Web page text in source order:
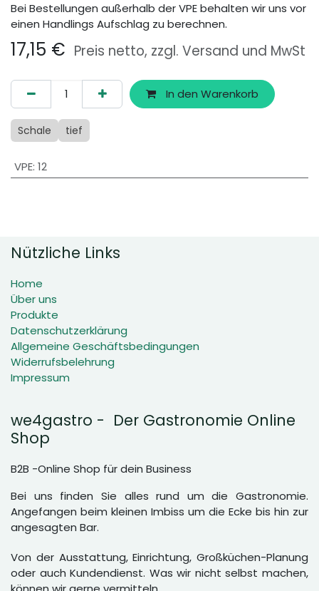
Bei Bestellungen außerhalb der VPE behalten wir uns vor
einen Handlings Aufschlag zu berechnen.
17,15 € Preis netto, zzgl. Versand und MwSt
In den Warenkorb
Schale tief
VPE: 12
Nützliche Links
Home
Über uns
Produkte
Datenschutzerklärung
Allgemeine Geschäftsbedingungen
Widerrufsbelehrung
Impressum
we4gastro - Der Gastronomie Online
Shop
B2B -Online Shop für dein Business
Bei uns finden Sie alles rund um die Gastronomie.
Angefangen beim kleinen Imbiss um die Ecke bis hin zur
angesagten Bar.
Von der Ausstattung, Einrichtung, Großküchen-Planung
oder auch Kundendienst. Was wir nicht selbst machen,